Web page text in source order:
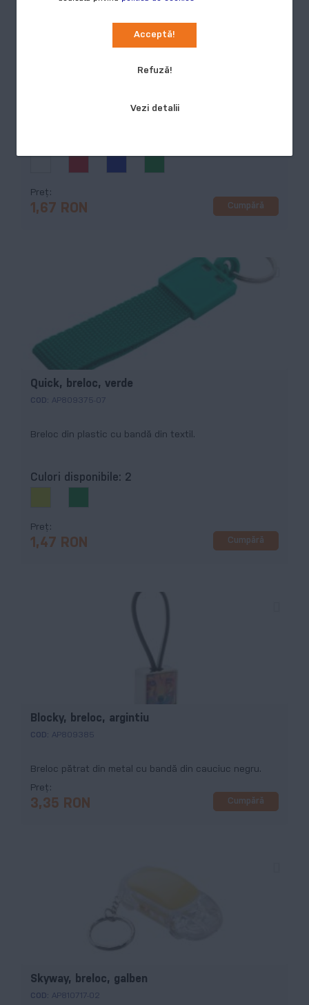
Vezi detalii
Refuză!
Acceptă!
Cottage, breloc, verde
Preț
1,67 RON Cumpără
Quick, breloc, verde
COD: AP809375-07
Breloc din plastic cu bandă din textil.
Culori disponibile: 2
Preț
1,47 RON Cumpără
Blocky, breloc, argintiu
COD: AP809385
Breloc pătrat din metal cu bandă din cauciuc negru.
Preț
3,35 RON Cumpără
Skyway, breloc, galben
COD: AP810717-02